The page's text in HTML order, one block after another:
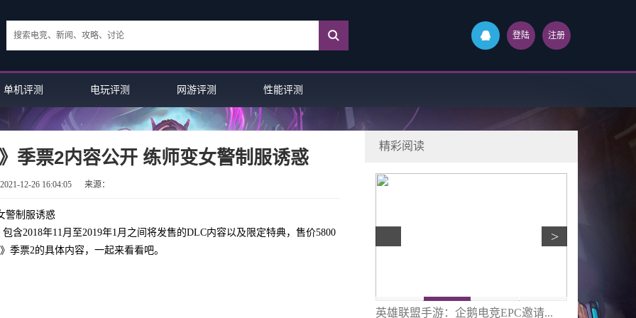
登陆 注册
单机评测 电玩评测 网游评测 性能评测
季票2内容公开 练师变女警制服诱惑
12-26 16:04:05 来源：
警制服诱惑
含2018年11月至2019年1月之间将发售的DLC内容以及限定特典，售价5800
季票2的具体内容，一起来看看吧。
精彩阅读
《少女与战车 战车梦幻大会战》... 《闪之轨迹
>